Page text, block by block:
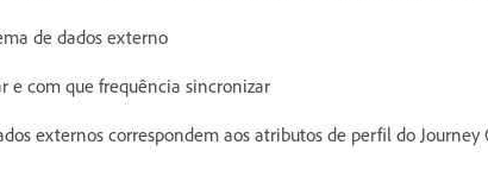
de dados externo
e com que frequência sincronizar
externos correspondem aos atributos de perfil do Journey